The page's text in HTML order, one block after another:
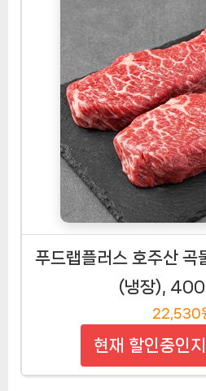
푸드랩플러스 호주산 곡
(냉장),
22,530
현재 할인중인